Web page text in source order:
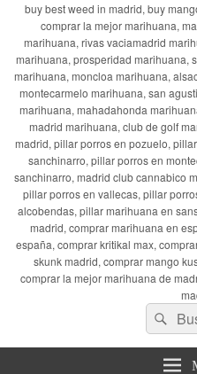
buy best weed in madrid, buy
comprar la mejor marihuana,
marihuana, rivas vaciamadrid
marihuana, prosperidad marihuana,
marihuana, moncloa marihuana,
montecarmelo marihuana, san
marihuana, mahadahonda
madrid marihuana, club de golf
madrid, pillar porros en pozuelo,
sanchinarro, pillar porros en
sanchinarro, madrid club cannabico
pillar porros en vallecas, pillar
alcobendas, pillar marihuana en
madrid, comprar marihuana en
españa, comprar kritikal max,
skunk madrid, comprar mango
comprar la mejor marihuana de
Buscar
por: